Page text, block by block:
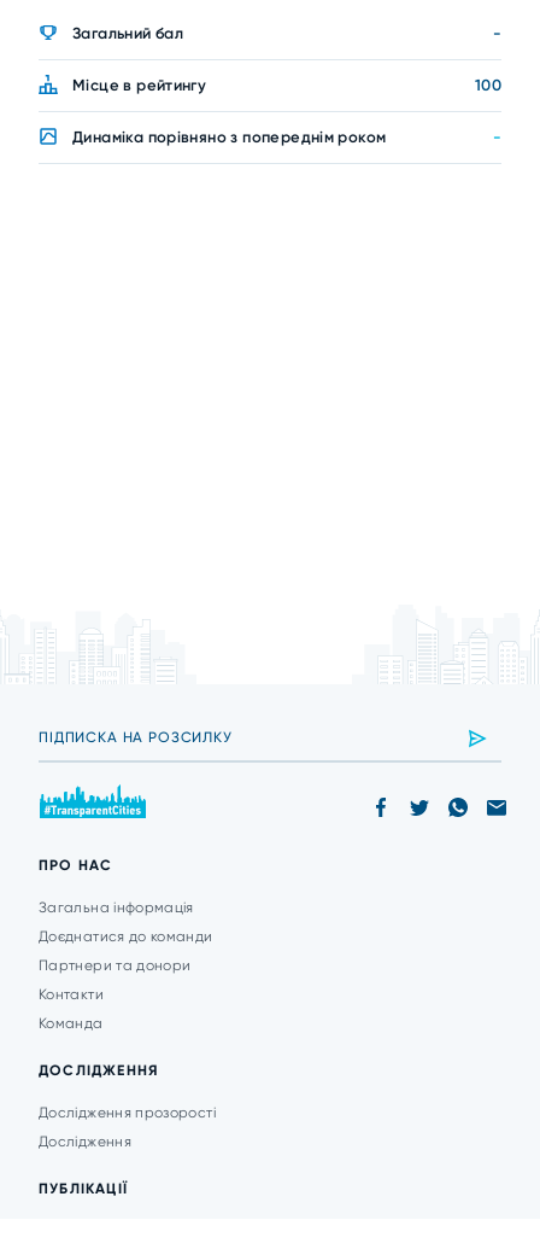
Загальний бал -
Місце в рейтингу 100
Динаміка порівняно з попереднім роком -
ПРО НАС
Загальна інформація
Доєднатися до команди
Партнери та донори
Контакти
Команда
ДОСЛІДЖЕННЯ
Дослідження прозорості
Дослідження
ПУБЛІКАЦІЇ